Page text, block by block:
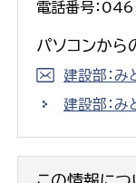
電話番号：
パソコンから
建設部：
建設部：み